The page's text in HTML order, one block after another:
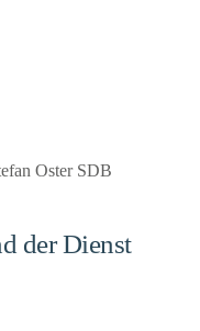
Oster SDB
der Dienst